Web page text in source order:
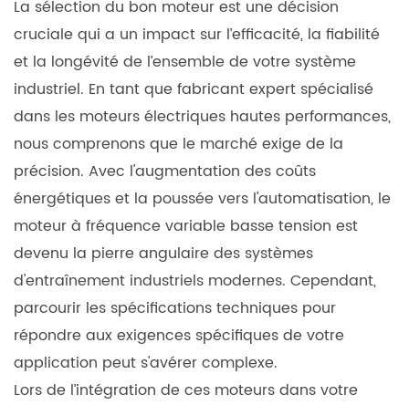
Comprendre
les
bases :
qu'est-
ce
qu'un
moteur
à
fréquence
variable
basse
tension
?
1.1
Définir
la
La sélection du bon moteur est une décision
cruciale qui a un impact sur l’efficacité, la fiabilité
et la longévité de l’ensemble de votre système
industriel. En tant que fabricant expert spécialisé
dans les moteurs électriques hautes performances,
nous comprenons que le marché exige de la
précision. Avec l'augmentation des coûts
énergétiques et la poussée vers l'automatisation, le
moteur à fréquence variable basse tension est
devenu la pierre angulaire des systèmes
d'entraînement industriels modernes. Cependant,
parcourir les spécifications techniques pour
répondre aux exigences spécifiques de votre
application peut s'avérer complexe.
Lors de l’intégration de ces moteurs dans votre